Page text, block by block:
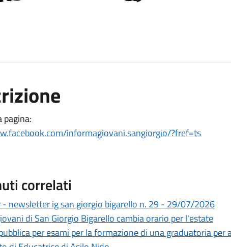
pagina:
informagiovani.sangiorgio/?fref=ts
correlati
newsletter ig san giorgio bigarello n. 29 - 29/07/2026
di San Giorgio Bigarello cambia orario per l'estate
per esami per la formazione di una graduatoria per